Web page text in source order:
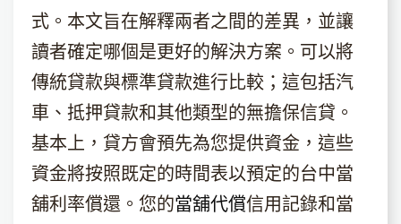
式。本文旨在解釋兩者之間的差異，並讓
讀者確定哪個是更好的解決方案。可以將
傳統貸款與標準貸款進行比較；這包括汽
車、抵押貸款和其他類型的無擔保信貸。
基本上，貸方會預先為您提供資金，這些
資金將按照既定的時間表以預定的台中當
舖利率償還。您的當舖代償信用記錄和當